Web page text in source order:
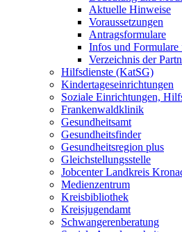
Aktuelle Hinweise
Voraussetzungen
Antragsformulare
Infos und Formulare
Verzeichnis der
Hilfsdienste (KatSG)
Kindertageseinrichtungen
Soziale Einrichtungen,
Frankenwaldklinik
Gesundheitsamt
Gesundheitsfinder
Gesundheitsregion plus
Gleichstellungsstelle
Jobcenter Landkreis
Medienzentrum
Kreisbibliothek
Kreisjugendamt
Schwangerenberatung